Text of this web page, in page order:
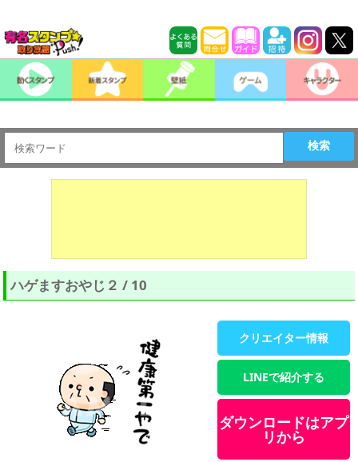
検索
ハゲますおやじ２ / 10
クリエイター情報
LINEで紹介する
ダウンロードはアプ
リから